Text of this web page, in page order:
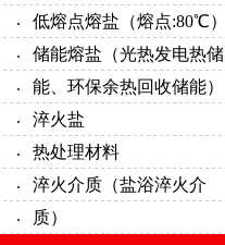
低熔点熔盐（熔点:80℃）
储能熔盐（光热发电热储
能、环保余热回收储能）
淬火盐
热处理材料
淬火介质（盐浴淬火介
质）